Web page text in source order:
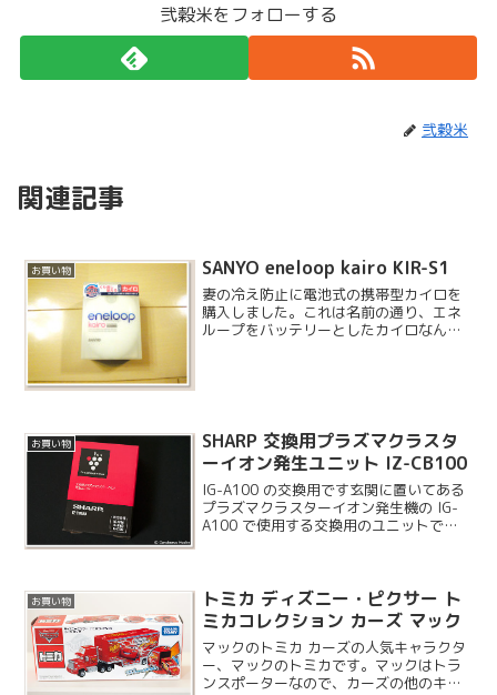
弐穀米をフォローする
弐穀米
関連記事
お買い物 SANYO eneloop kairo KIR-S1
妻の冷え防止に電池式の携帯型カイロを
購入しました。これは名前の通り、エネ
ループをバッテリーとしたカイロなんだ
お買い物
SHARP 交換用プラズマクラスタ
ーイオン発生ユニット IZ-CB100
IG-A100 の交換用です玄関に置いてある
プラズマクラスターイオン発生機の IG-
A100 で使用する交換用のユニットで
お買い物
トミカ ディズニー・ピクサー ト
ミカコレクション カーズ マック
マックのトミカ カーズの人気キャラクタ
ー、マックのトミカです。マックはトラ
ンスポーターなので、カーズの他のキャ